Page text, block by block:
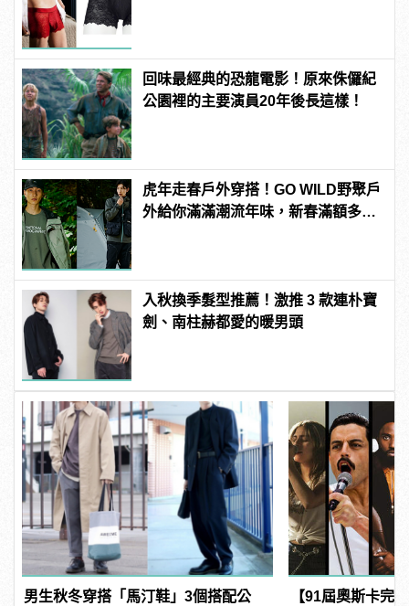
回味最經典的恐龍電影！原來侏儸紀
公園裡的主要演員20年後長這樣！
虎年走春戶外穿搭！GO WILD野聚戶
外給你滿滿潮流年味，新春滿額多重
入秋換季髮型推薦！激推 3 款連朴寶
劍、南柱赫都愛的暖男頭
男生秋冬穿搭「馬汀鞋」3個搭配公 【91屆奧斯卡完